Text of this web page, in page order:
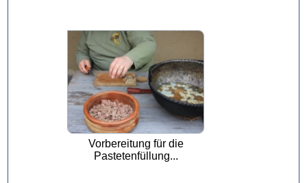
Vorbereitung für die
Pastetenfüllung...